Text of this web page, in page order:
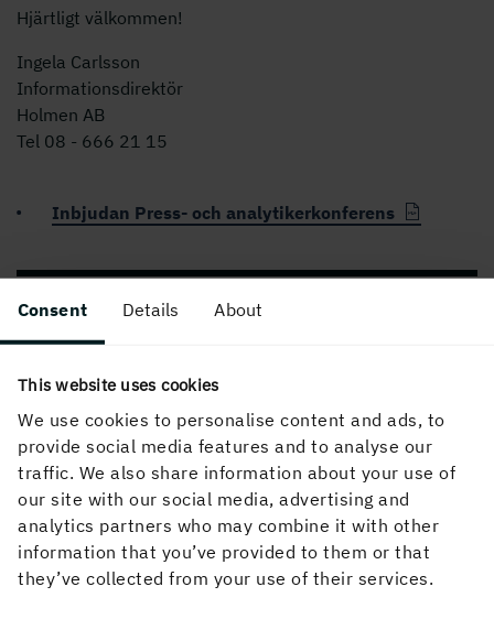
Consent Details About
This website uses cookies
We use cookies to personalise content and ads, to
provide social media features and to analyse our
traffic. We also share information about your use of
our site with our social media, advertising and
analytics partners who may combine it with other
information that you’ve provided to them or that
they’ve collected from your use of their services.
Hjärtligt välkommen!
Ingela Carlsson
Informationsdirektör
Holmen AB
Tel 08 - 666 21 15
Inbjudan Press- och analytikerkonferens
PUBLICERAD
Om webbplatsen